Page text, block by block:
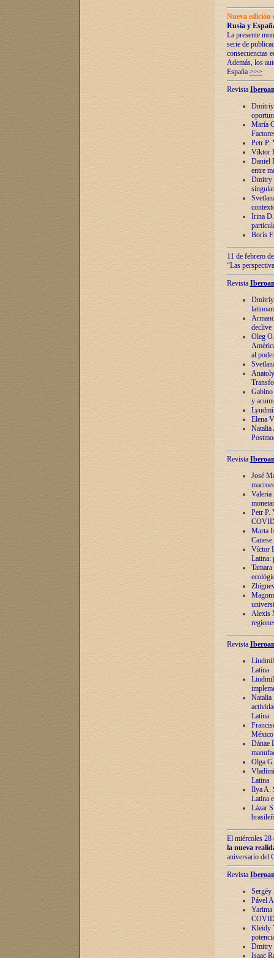
Nueva
Rusia y
La presente
serie de
consecuencias
Además, los
España >>>
Revista
Dmitriy
María
Petr P.
Víktor
Daniel
entre
Dmitry
Irina
Borís
11 de febrero
“Las
Revista
Dmitriy
declive
Oleg
al poder
y
Elena
Natalia
Revista
José
Valeria
Petr P.
Marta
Víctor
Latina:
Alexis
Revista
Latina
Natalia
Latina
México
Dánae
Olga
Latina
Ilya A.
Latina
Lázar
El miércoles 28
la nueva
aniversario del
Revista
Sergéy
Pável
Yarima
Kleidy
Dmitry
Isaac